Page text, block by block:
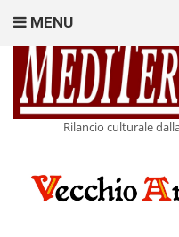
Rilancio culturale
MENU